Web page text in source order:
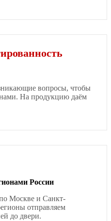
вопросы, чтобы
На продукцию даём
России
Москве и Санкт-
отправляем
до двери.